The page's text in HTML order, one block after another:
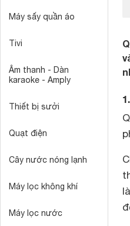
Máy sấy quần áo
Tivi
Âm thanh - Dàn
karaoke - Amply
Thiết bị sưởi
Quạt điện
Cây nước nóng lạnh
Máy lọc không khí
Máy lọc nước